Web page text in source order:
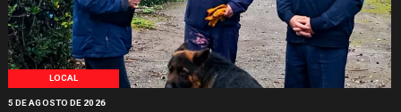
LOCAL
5 DE AGOSTO DE 2026